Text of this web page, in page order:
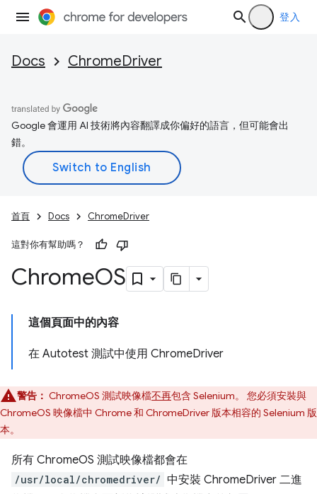
登入
Docs ChromeDriver
Google 會運用 AI 技術將內容翻譯成你偏好的語言，但可能會出
錯。
首頁 Docs ChromeDriver
這對你有幫助嗎？
ChromeOS
這個頁面中的內容
在 Autotest 測試中使用 ChromeDriver
警告： ChromeOS 測試映像檔不再包含 Selenium。 您必須安裝與
ChromeOS 映像檔中 Chrome 和 ChromeDriver 版本相容的 Selenium 版
本。
所有 ChromeOS 測試映像檔都會在
/usr/local/chromedriver/ 中安裝 ChromeDriver 二進